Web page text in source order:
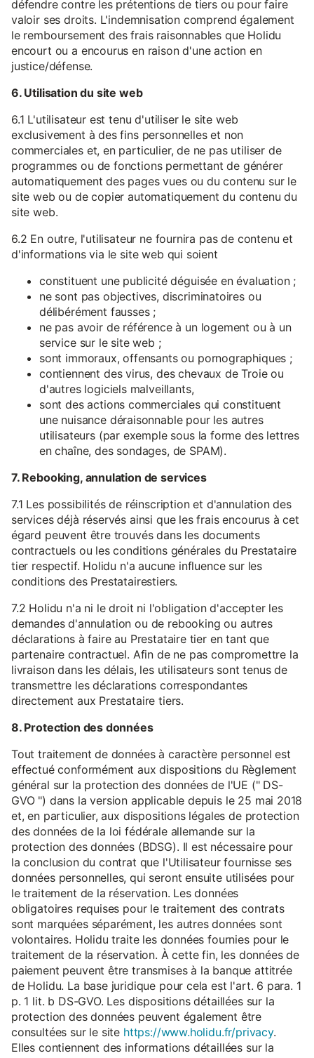
défendre contre les prétentions de tiers ou pour faire
valoir ses droits. L'indemnisation comprend également
le remboursement des frais raisonnables que Holidu
encourt ou a encourus en raison d'une action en
justice/défense.
6. Utilisation du site web
6.1 L'utilisateur est tenu d'utiliser le site web
exclusivement à des fins personnelles et non
commerciales et, en particulier, de ne pas utiliser de
programmes ou de fonctions permettant de générer
automatiquement des pages vues ou du contenu sur le
site web ou de copier automatiquement du contenu du
site web.
6.2 En outre, l'utilisateur ne fournira pas de contenu et
d'informations via le site web qui soient
constituent une publicité déguisée en évaluation ;
ne sont pas objectives, discriminatoires ou
délibérément fausses ;
ne pas avoir de référence à un logement ou à un
service sur le site web ;
sont immoraux, offensants ou pornographiques ;
contiennent des virus, des chevaux de Troie ou
d'autres logiciels malveillants,
sont des actions commerciales qui constituent
une nuisance déraisonnable pour les autres
utilisateurs (par exemple sous la forme des lettres
en chaîne, des sondages, de SPAM).
7. Rebooking, annulation de services
7.1 Les possibilités de réinscription et d'annulation des
services déjà réservés ainsi que les frais encourus à cet
égard peuvent être trouvés dans les documents
contractuels ou les conditions générales du Prestataire
tier respectif. Holidu n'a aucune influence sur les
conditions des Prestatairestiers.
7.2 Holidu n'a ni le droit ni l'obligation d'accepter les
demandes d'annulation ou de rebooking ou autres
déclarations à faire au Prestataire tier en tant que
partenaire contractuel. Afin de ne pas compromettre la
livraison dans les délais, les utilisateurs sont tenus de
transmettre les déclarations correspondantes
directement aux Prestataire tiers.
8. Protection des données
Tout traitement de données à caractère personnel est
effectué conformément aux dispositions du Règlement
général sur la protection des données de l'UE (" DS-
GVO ") dans la version applicable depuis le 25 mai 2018
et, en particulier, aux dispositions légales de protection
des données de la loi fédérale allemande sur la
protection des données (BDSG). Il est nécessaire pour
la conclusion du contrat que l'Utilisateur fournisse ses
données personnelles, qui seront ensuite utilisées pour
le traitement de la réservation. Les données
obligatoires requises pour le traitement des contrats
sont marquées séparément, les autres données sont
volontaires. Holidu traite les données fournies pour le
traitement de la réservation. À cette fin, les données de
paiement peuvent être transmises à la banque attitrée
de Holidu. La base juridique pour cela est l'art. 6 para. 1
p. 1 lit. b DS-GVO. Les dispositions détaillées sur la
protection des données peuvent également être
consultées sur le site https://www.holidu.fr/privacy.
Elles contiennent des informations détaillées sur la